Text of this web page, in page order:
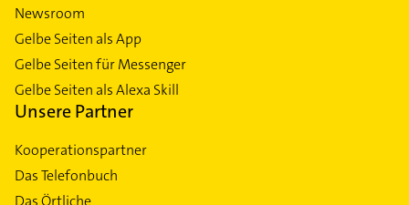
Newsroom
Gelbe Seiten als App
Gelbe Seiten für Messenger
Gelbe Seiten als Alexa Skill
Unsere Partner
Kooperationspartner
Das Telefonbuch
Das Örtliche